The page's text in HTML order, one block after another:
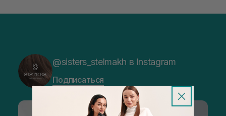
@sisters_stelmakh в Instagram
Подписаться